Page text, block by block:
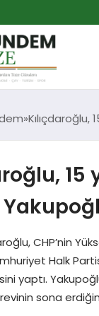
Kılıçdaroğlu,
15
CHP’nin
Halk
yaptı.
sona